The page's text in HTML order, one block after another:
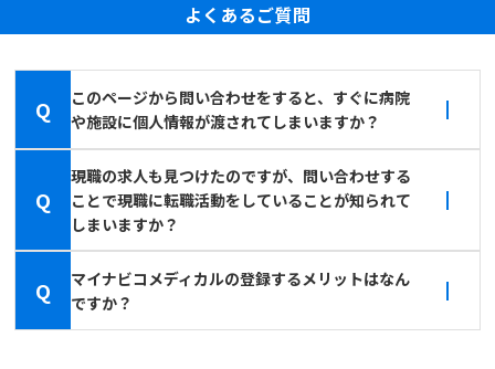
よくあるご質問
Q
このページから問い合わせをすると、すぐに病院
や施設に個人情報が渡されてしまいますか？
Q
現職の求人も見つけたのですが、問い合わせする
ことで現職に転職活動をしていることが知られて
しまいますか？
Q
マイナビコメディカルの登録するメリットはなん
ですか？